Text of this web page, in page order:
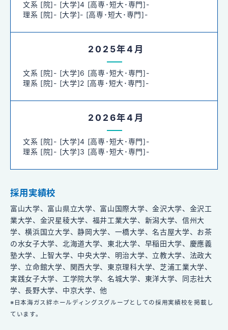
文系 [院]- [大学]4 [高専･短大･専門]-
理系 [院]- [大学]- [高専･短大･専門]-
2025年4月
文系 [院]- [大学]6 [高専･短大･専門]-
理系 [院]- [大学]2 [高専･短大･専門]-
2026年4月
文系 [院]- [大学]4 [高専･短大･専門]-
理系 [院]- [大学]3 [高専･短大･専門]-
採用実績校
富山大学、富山県立大学、富山国際大学、金沢大学、金沢工
業大学、金沢星稜大学、福井工業大学、新潟大学、信州大
学、横浜国立大学、静岡大学、一橋大学、名古屋大学、お茶
の水女子大学、北海道大学、東北大学、早稲田大学、慶應義
塾大学、上智大学、中央大学、明治大学、立教大学、法政大
学、立命館大学、関西大学、東京理科大学、芝浦工業大学、
実践女子大学、工学院大学、名城大学、東洋大学、同志社大
学、長野大学、中京大学、他
※日本海ガス絆ホールディングスグループとしての採用実績校を掲載し
ています。